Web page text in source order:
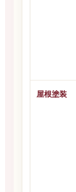
屋根塗装